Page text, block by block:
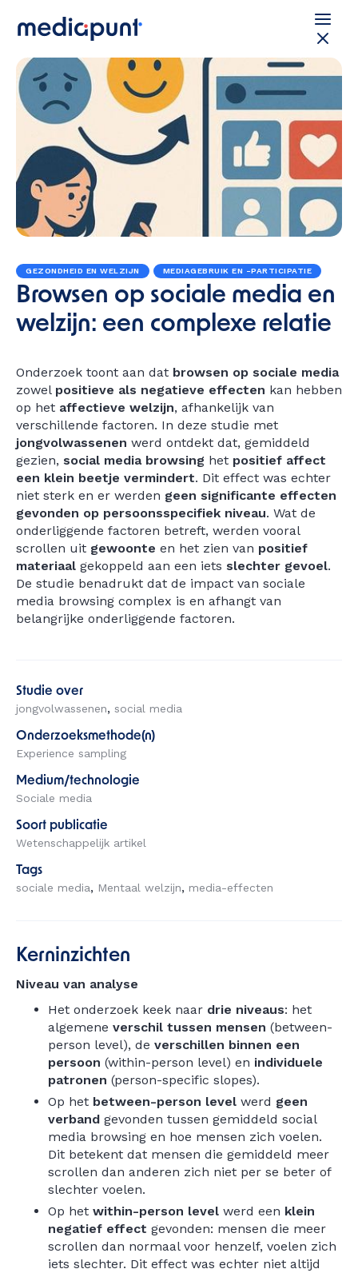
GEZONDHEID EN WELZIJN MEDIAGEBRUIK EN -PARTICIPATIE
Browsen op sociale media en
welzijn: een complexe relatie
Onderzoek toont aan dat browsen op sociale media
zowel positieve als negatieve effecten kan hebben
op het affectieve welzijn, afhankelijk van
verschillende factoren. In deze studie met
jongvolwassenen werd ontdekt dat, gemiddeld
gezien, social media browsing het positief affect
een klein beetje vermindert. Dit effect was echter
niet sterk en er werden geen significante effecten
gevonden op persoonsspecifiek niveau. Wat de
onderliggende factoren betreft, werden vooral
scrollen uit gewoonte en het zien van positief
materiaal gekoppeld aan een iets slechter gevoel.
De studie benadrukt dat de impact van sociale
media browsing complex is en afhangt van
belangrijke onderliggende factoren.
Studie over
jongvolwassenen
social media
Onderzoeksmethode(n)
Experience sampling
Medium/technologie
Sociale media
Soort publicatie
Wetenschappelijk artikel
Tags
sociale media
Mentaal welzijn media-effecten
Kerninzichten
Niveau van analyse
Het onderzoek keek naar drie niveaus: het
algemene verschil tussen mensen (between-
person level), de verschillen binnen een
persoon (within-person level) en individuele
patronen (person-specific slopes).
Op het between-person level werd geen
verband gevonden tussen gemiddeld social
media browsing en hoe mensen zich voelen.
Dit betekent dat mensen die gemiddeld meer
scrollen dan anderen zich niet per se beter of
slechter voelen.
Op het within-person level werd een klein
negatief effect gevonden: mensen die meer
scrollen dan normaal voor henzelf, voelen zich
iets slechter. Dit effect was echter niet altijd